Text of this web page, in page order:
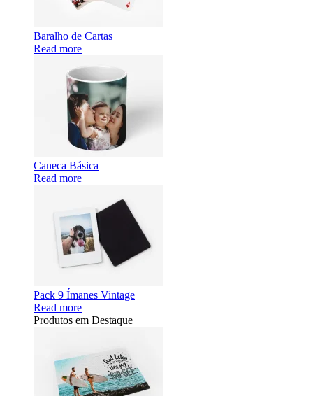
Baralho de Cartas
Read more
Caneca Básica
Read more
Pack 9 Ímanes Vintage
Read more
Produtos em Destaque